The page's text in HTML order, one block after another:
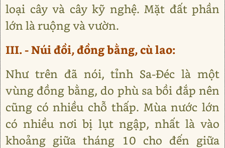
loại cây và cây kỹ nghệ. Mặt đất phần
lớn là ruộng và vườn.
III. - Núi đồi, đồng bằng, cù lao:
Như trên đã nói, tỉnh Sa-Đéc là một
vùng đồng bằng, do phù sa bồi đắp nên
cũng có nhiều chỗ thấp. Mùa nước lớn
có nhiều nơi bị lụt ngập, nhất là vào
khoảng giữa tháng 10 cho đến giữa